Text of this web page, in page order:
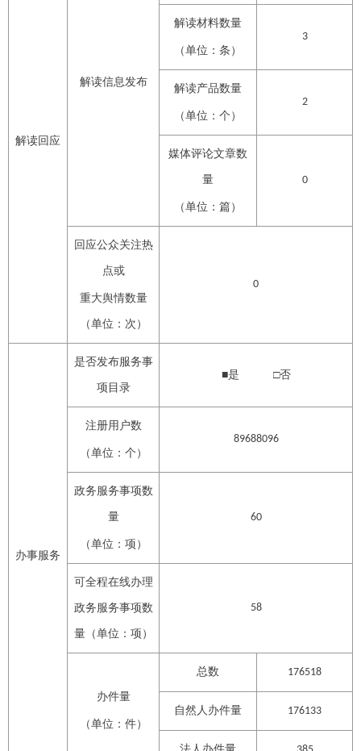
解读回应
解读信息发布
解读材料数量
（单位：条）
3
解读产品数量
（单位：个）
2
媒体评论文章数
量
（单位：篇）
0
回应公众关注热
点或
重大舆情数量
（单位：次）
0
办事服务
是否发布服务事
项目录
■是 □否
注册用户数
（单位：个）
89688096
政务服务事项数
量
（单位：项）
60
可全程在线办理
政务服务事项数
量（单位：项）
58
办件量
（单位：件）
总数 176518
自然人办件量 176133